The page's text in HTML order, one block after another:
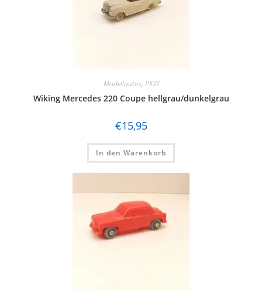
Modellautos, PKW
Wiking Mercedes 220 Coupe hellgrau/dunkelgrau
€15,95
In den Warenkorb